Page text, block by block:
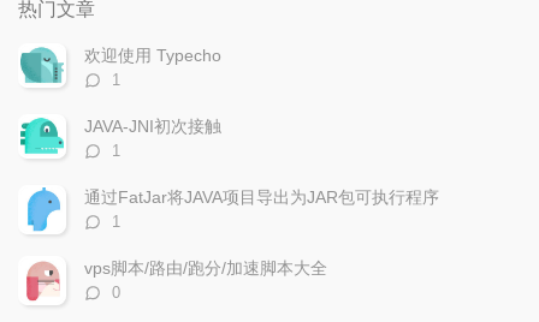
文
章
热门文章
欢迎使用 Typecho
评
数：
1
JAVA-JNI初次接触
评
数：
1
通过FatJar将JAVA项目导出为JAR包可执行程序
评
数：
1
vps脚本/路由/跑分/加速脚本大全
评
0